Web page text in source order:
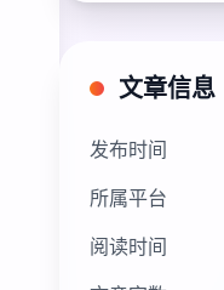
文章信息
发布时间
所属平台
阅读时间